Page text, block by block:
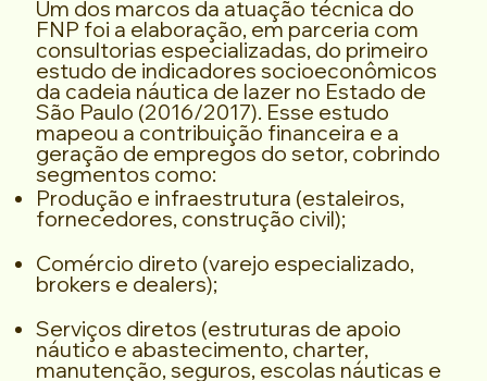
Um dos marcos da atuação técnica do
FNP foi a elaboração, em parceria com
consultorias especializadas, do primeiro
estudo de indicadores socioeconômicos
da cadeia náutica de lazer no Estado de
São Paulo (2016/2017). Esse estudo
mapeou a contribuição financeira e a
geração de empregos do setor, cobrindo
segmentos como:
Produção e infraestrutura (estaleiros,
fornecedores, construção civil);
Comércio direto (varejo especializado,
brokers e dealers);
Serviços diretos (estruturas de apoio
náutico e abastecimento, charter,
manutenção, seguros, escolas náuticas e